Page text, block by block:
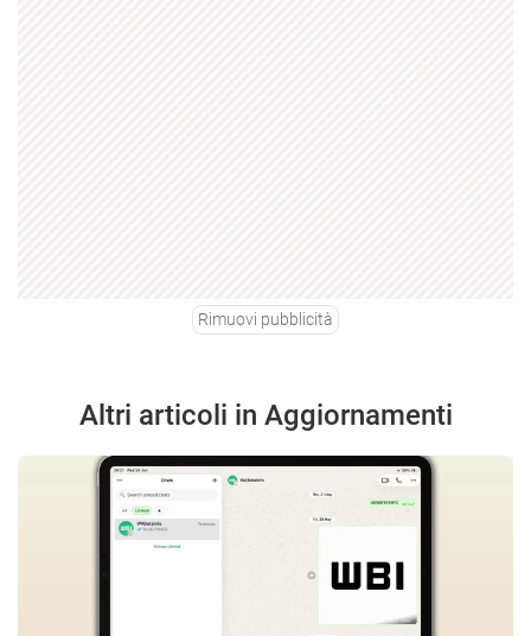
Rimuovi pubblicità
Altri articoli in Aggiornamenti